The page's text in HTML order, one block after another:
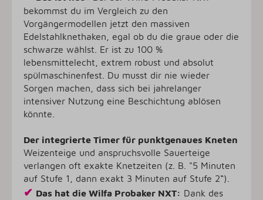
bekommst du im Vergleich zu den
Vorgängermodellen jetzt den massiven
Edelstahlknethaken, egal ob du die graue oder die
schwarze wählst. Er ist zu 100 %
lebensmittelecht, extrem robust und absolut
spülmaschinenfest. Du musst dir nie wieder
Sorgen machen, dass sich bei jahrelanger
intensiver Nutzung eine Beschichtung ablösen
könnte.
Der integrierte Timer für punktgenaues Kneten
Weizenteige und anspruchsvolle Sauerteige
verlangen oft exakte Knetzeiten (z. B. "5 Minuten
auf Stufe 1, dann exakt 3 Minuten auf Stufe 2“).
✔ Das hat die Wilfa Probaker NXT: Dank des